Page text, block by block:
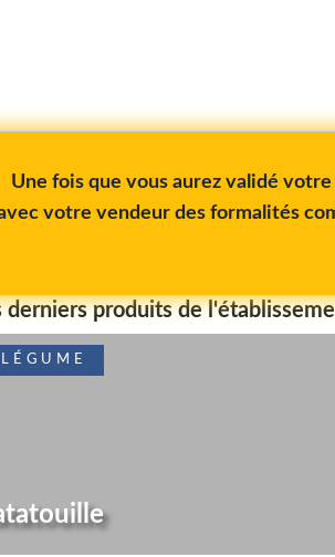
Une fois que vous aurez validé
votre vendeur des formalités
derniers produits de
LÉGUME